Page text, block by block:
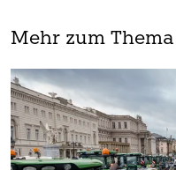
Mehr zum Thema